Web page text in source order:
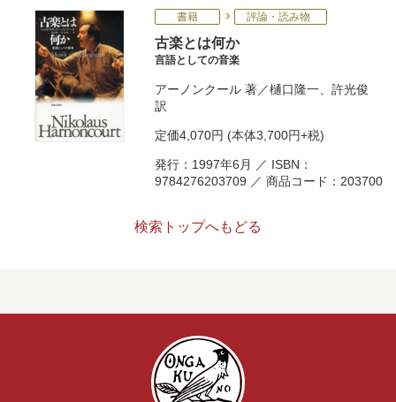
書籍 評論・読み物
古楽とは何か
言語としての音楽
アーノンクール 著／樋口隆一
許光俊
訳
定価4,070円 (本体3,700円+税)
発行：1997年6月 ／ ISBN：
9784276203709 ／ 商品コード：203700
検索トップへもどる